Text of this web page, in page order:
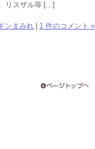
リスザル等 […]
ンまみれ 1 件のコメント »